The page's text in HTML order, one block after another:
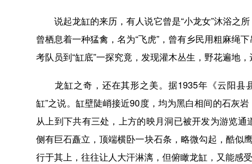
说起龙缸的来历，有人说它曾是“小龙女”沐浴之
曾栖息着一种猛禽，名为“飞虎”，曾有乡民用粗麻绳
考队员到“缸底”一探究竟，发现灌木丛生，野花遍地
龙缸之奇，还在其形之美。据1935年《云阳县
缸”之说。缸壁陡峭接近90度，均为黑白相间的石灰
从上到下共有三处，上方的映月洞已被开发为游览
侧有巨石矗立，顶端横卧一块石条，略微勾起，酷似
行于其上，往往让人大汗淋漓，但俯瞰龙缸，又能感